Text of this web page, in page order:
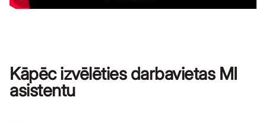
Kāpēc izvēlēties darbavietas MI
asistentu